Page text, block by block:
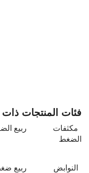
فئات المنتجات ذات
مكثفات
الضغط
ربيع
النوابض
ربيع